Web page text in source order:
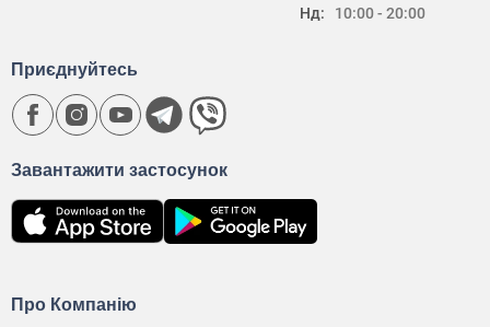
Нд:
10:00 - 20:00
Про Компанію
Завантажити застосунок
Приєднуйтесь